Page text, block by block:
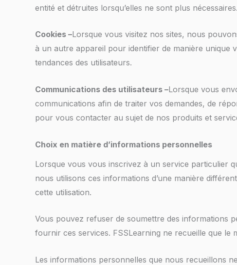
entité et détruites lorsqu’elles ne sont plus
Cookies –Lorsque vous visitez nos sites, nous
à un autre appareil pour identifier de manière unique
tendances des utilisateurs.
Communications des utilisateurs –Lorsque vous
communications afin de traiter vos demandes, de
pour vous contacter au sujet de nos produits et
Choix en matière d’informations personnelles
Lorsque vous vous inscrivez à un service particulier
nous utilisons ces informations d’une manière
cette utilisation.
Vous pouvez refuser de soumettre des informations
fournir ces services. FSSLearning ne recueille que le
Les informations personnelles que nous recueillons